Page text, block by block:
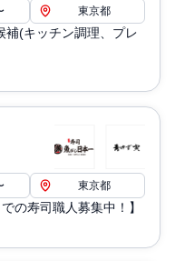
東京都
補(キッチン調理、プレ
東京都
の寿司職人募集中！】